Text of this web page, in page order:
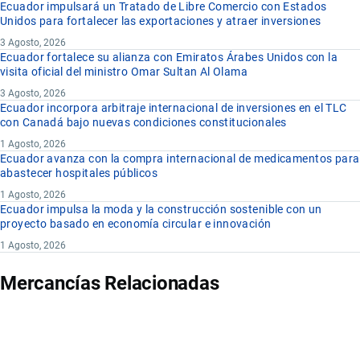
Ecuador impulsará un Tratado de Libre Comercio con Estados
Unidos para fortalecer las exportaciones y atraer inversiones
3 Agosto, 2026
Ecuador fortalece su alianza con Emiratos Árabes Unidos con la
visita oficial del ministro Omar Sultan Al Olama
3 Agosto, 2026
Ecuador incorpora arbitraje internacional de inversiones en el TLC
con Canadá bajo nuevas condiciones constitucionales
1 Agosto, 2026
Ecuador avanza con la compra internacional de medicamentos para
abastecer hospitales públicos
1 Agosto, 2026
Ecuador impulsa la moda y la construcción sostenible con un
proyecto basado en economía circular e innovación
1 Agosto, 2026
Mercancías Relacionadas